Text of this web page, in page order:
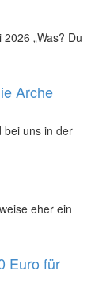
„Was? Du
Arche
bei uns in der
eher ein
Euro für